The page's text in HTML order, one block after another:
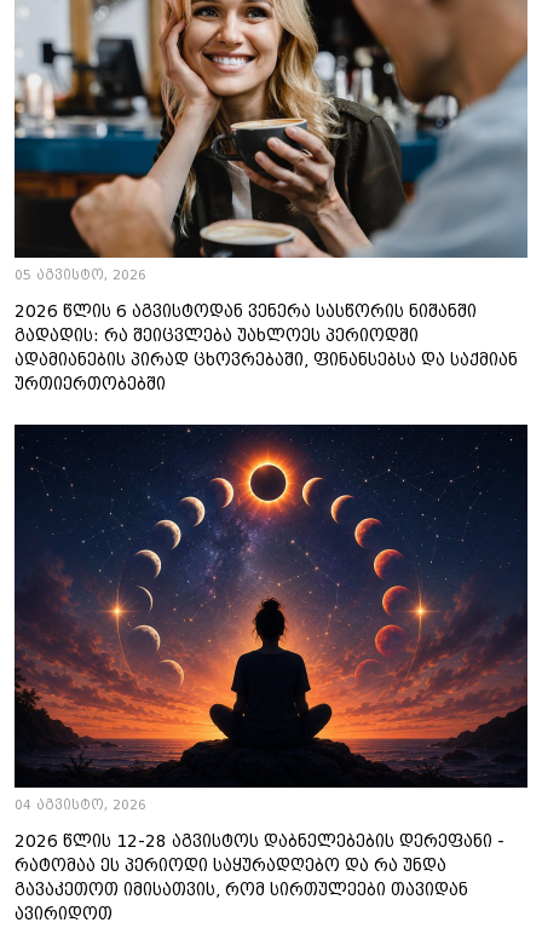
05 აგვისტო, 2026
2026 წლის 6 აგვისტოდან ვენერა სასწორის ნიშანში
გადადის: რა შეიცვლება უახლოეს პერიოდში
ადამიანების პირად ცხოვრებაში, ფინანსებსა და საქმიან
ურთიერთობებში
04 აგვისტო, 2026
2026 წლის 12-28 აგვისტოს დაბნელებების დერეფანი -
რატომაა ეს პერიოდი საყურადღებო და რა უნდა
გავაკეთოთ იმისათვის, რომ სირთულეები თავიდან
ავირიდოთ